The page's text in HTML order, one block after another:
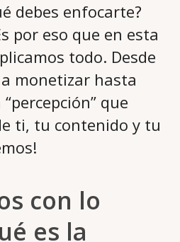
debes enfocarte?
por eso que en esta
todo. Desde
monetizar hasta
que
ti, tu contenido y tu
con lo
es la